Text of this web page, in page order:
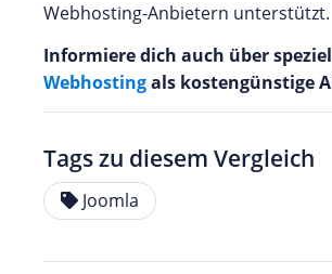
Webhosting-Anbietern unterstützt.
Informiere dich auch über
Webhostingals kostengünstige
Tags zu diesem Vergleich
Joomla